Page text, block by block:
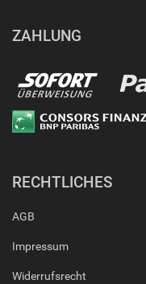
ZAHLUNG
RECHTLICHES
AGB
Impressum
Widerrufsrecht